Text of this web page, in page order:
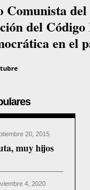
Comunista
del
en el
20, 2015
muy hijos
4, 2020